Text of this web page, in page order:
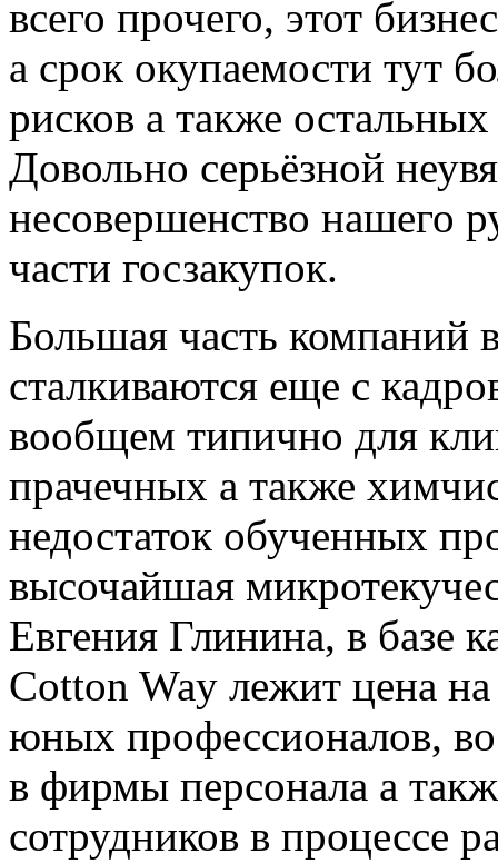
всего прочего, этот
а срок окупаемости тут
рисков а также
Довольно серьёзной
несовершенство нашего
части госзакупок.
Большая часть компаний
сталкиваются еще с
вообщем типично для
прачечных а также
недостаток обученных
высочайшая
Евгения Глинина, в базе
Cotton Way лежит цена
юных профессионалов,
в фирмы персонала а
сотрудников в процессе